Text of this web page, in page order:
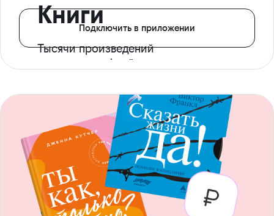
Книги
Тысячи произведений
с доступом офлайн
Подключить в приложении